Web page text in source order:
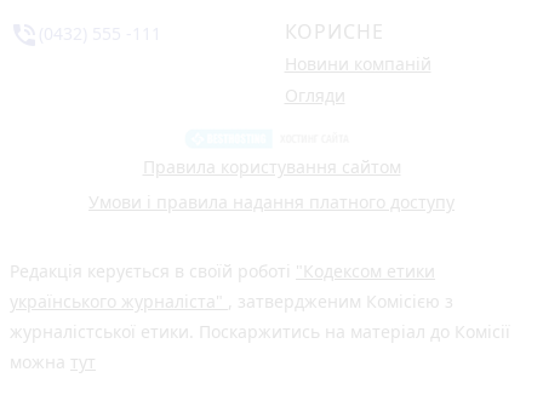
КОРИСНЕ
Новини компаній
Огляди
Правила користування сайтом
Умови і правила надання платного доступу
Редакція керується в своїй роботі "Кодексом етики
українського журналіста"
, затвердженим Комісією з
журналістської етики. Поскаржитись на матеріал до Комісії
можна тут